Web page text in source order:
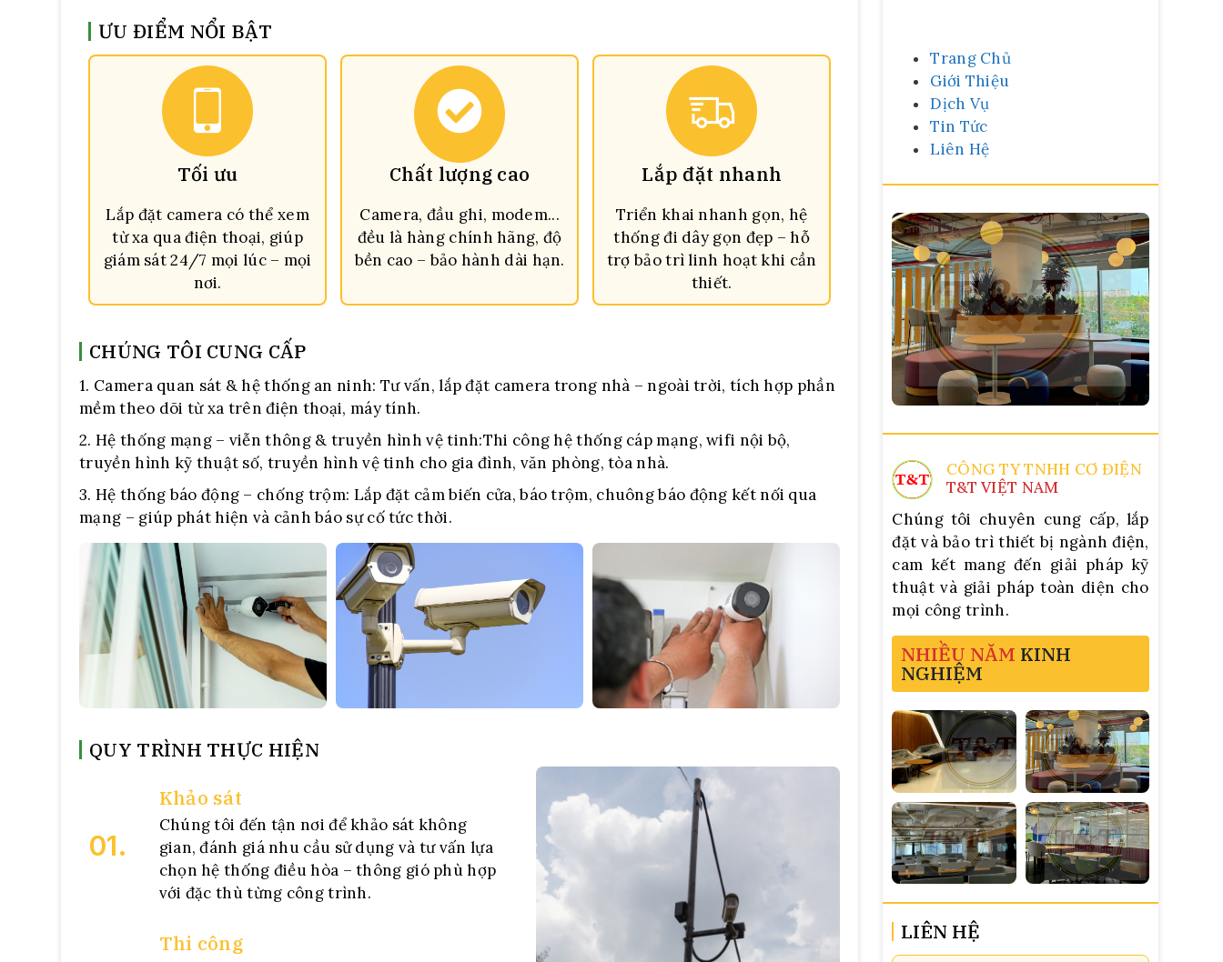
ƯU ĐIỂM NỔI BẬT
Tối ưu
Lắp đặt camera có thể xem
từ xa qua điện thoại, giúp
giám sát 24/7 mọi lúc – mọi
nơi.
Chất lượng cao
Camera, đầu ghi, modem...
đều là hàng chính hãng, độ
bền cao – bảo hành dài hạn.
Lắp đặt nhanh
Triển khai nhanh gọn, hệ
thống đi dây gọn đẹp – hỗ
trợ bảo trì linh hoạt khi cần
thiết.
CHÚNG TÔI CUNG CẤP
1. Camera quan sát & hệ thống an ninh: Tư vấn, lắp đặt camera trong nhà – ngoài trời, tích hợp phần
mềm theo dõi từ xa trên điện thoại, máy tính.
2. Hệ thống mạng – viễn thông & truyền hình vệ tinh:Thi công hệ thống cáp mạng, wifi nội bộ,
truyền hình kỹ thuật số, truyền hình vệ tinh cho gia đình, văn phòng, tòa nhà.
3. Hệ thống báo động – chống trộm: Lắp đặt cảm biến cửa, báo trộm, chuông báo động kết nối qua
mạng – giúp phát hiện và cảnh báo sự cố tức thời.
QUY TRÌNH THỰC HIỆN
01.
Khảo sát
Chúng tôi đến tận nơi để khảo sát không
gian, đánh giá nhu cầu sử dụng và tư vấn lựa
chọn hệ thống điều hòa – thông gió phù hợp
với đặc thù từng công trình.
Thi công
Trang Chủ
Giới Thiệu
Dịch Vụ
Tin Tức
Liên Hệ
CÔNG TY TNHH CƠ ĐIỆN
T&T VIỆT NAM
Chúng tôi chuyên cung cấp, lắp
đặt và bảo trì thiết bị ngành điện,
cam kết mang đến giải pháp kỹ
thuật và giải pháp toàn diện cho
mọi công trình.
NHIỀU NĂM KINH
NGHIỆM
LIÊN HỆ